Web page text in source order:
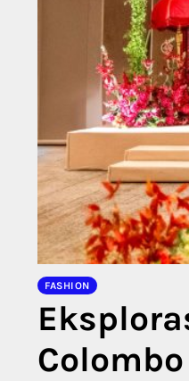
FASHION
Colombo